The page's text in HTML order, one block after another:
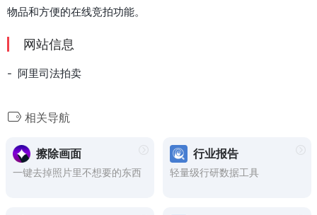
物品和方便的在线竞拍功能。
网站信息
- 阿里司法拍卖
相关导航
擦除画面
一键去掉照片里不想要的东西
行业报告
轻量级行研数据工具